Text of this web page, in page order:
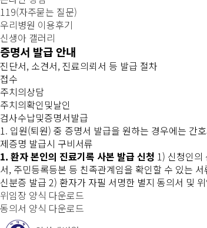
119(자주묻는 질문)
우리병원 이용후기
신생아 갤러리
증명서 발급 안내
진단서, 소견서, 진료의뢰서 등 발급 절차
접수
주치의상담
주치의확인및날인
검사수납및증명서발급
1. 입원(퇴원) 중 증명서 발급을 원하는 경우에는 간
제증명 발급시 구비서류
1. 환자 본인의 진료기록 사본 발급 신청 1) 신청인의
서, 주민등록등본 등 친족관계임을 확인할 수 있는 서
신분증 발급 2) 환자가 자필 서명한 별지 동의서 및
위임장 양식 다운로드
동의서 양식 다운로드